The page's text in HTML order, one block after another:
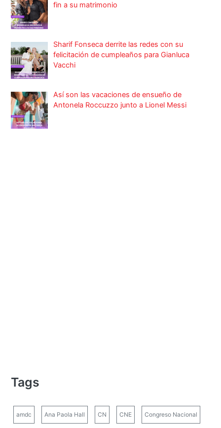
fin a su matrimonio
Sharif Fonseca derrite las redes con su
felicitación de cumpleaños para Gianluca
Vacchi
Así son las vacaciones de ensueño de
Antonela Roccuzzo junto a Lionel Messi
Tags
amdc Ana Paola Hall CN CNE Congreso Nacional